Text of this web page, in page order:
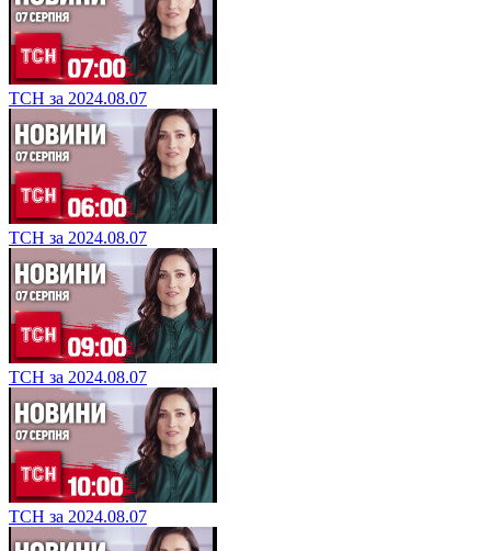
ТСН за 2024.08.07
ТСН за 2024.08.07
ТСН за 2024.08.07
ТСН за 2024.08.07